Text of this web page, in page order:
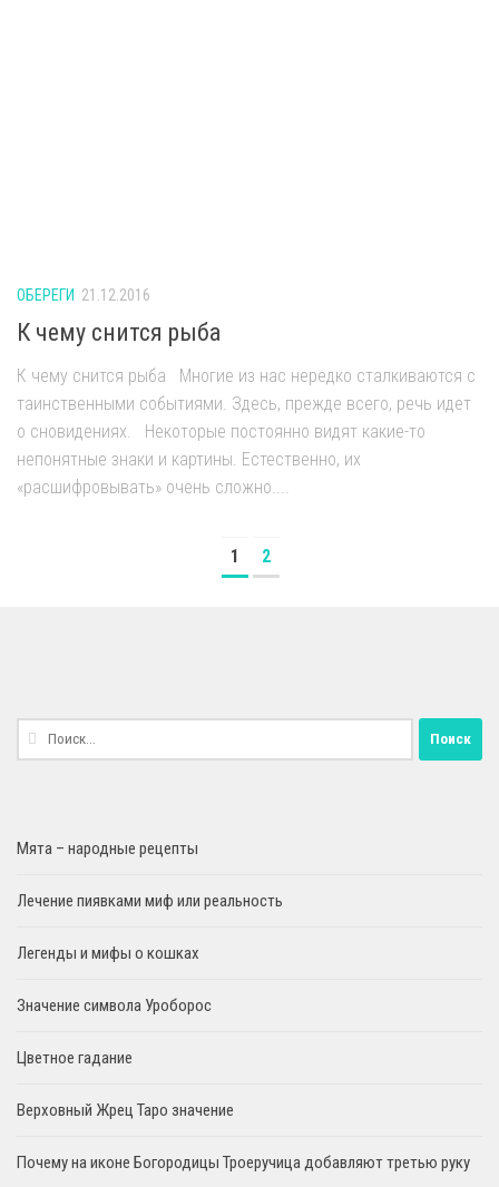
ОБЕРЕГИ 21.12.2016
К чему снится рыба
К чему снится рыба Многие из нас нередко сталкиваются с
таинственными событиями. Здесь, прежде всего, речь идет
о сновидениях. Некоторые постоянно видят какие-то
непонятные знаки и картины. Естественно, их
«расшифровывать» очень сложно....
1 2
Найти:
Мята – народные рецепты
Лечение пиявками миф или реальность
Легенды и мифы о кошках
Значение символа Уроборос
Цветное гадание
Верховный Жрец Таро значение
Почему на иконе Богородицы Троеручица добавляют третью руку